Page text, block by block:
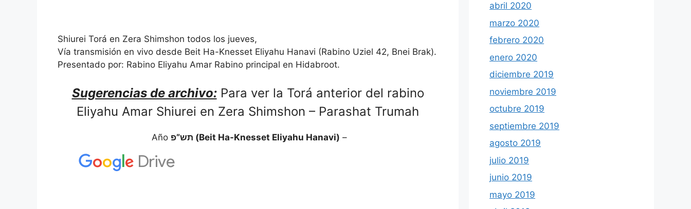
Shiurei Torá en Zera Shimshon todos los jueves,
Vía transmisión en vivo desde Beit Ha-Knesset Eliyahu Hanavi (Rabino Uziel 42, Bnei Brak).
Presentado por: Rabino Eliyahu Amar Rabino principal en Hidabroot.
Sugerencias de archivo:Para ver la Torá anterior del rabino
Eliyahu Amar Shiurei en Zera Shimshon – Parashat Trumah
Año תש”פ (Beit Ha-Knesset Eliyahu Hanavi) –
abril 2020
marzo 2020
febrero 2020
enero 2020
diciembre 2019
noviembre 2019
octubre 2019
septiembre 2019
agosto 2019
julio 2019
junio 2019
mayo 2019